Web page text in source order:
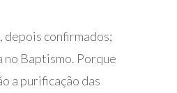
depois confirmados;
Baptismo. Porque
a purificação das